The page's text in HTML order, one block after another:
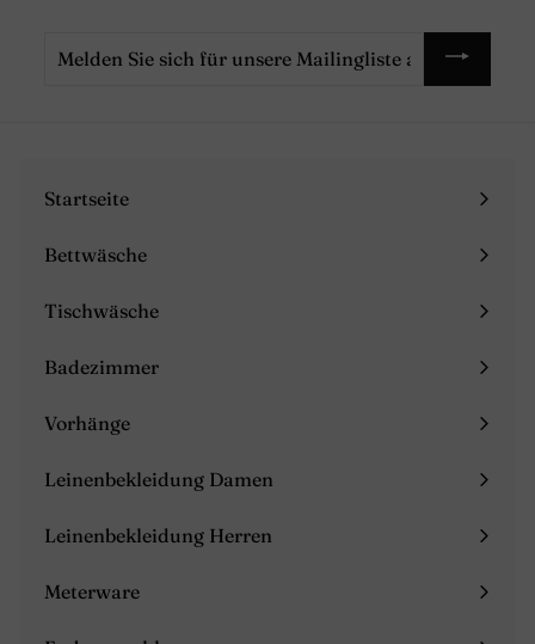
Melden
Mailingliste
Startseite
Bettwäsche
maximieren
Tischwäsche
maximieren
Badezimmer
maximieren
Vorhänge
maximieren
Leinenbekleidung Damen
maximieren
Leinenbekleidung Herren
maximieren
Meterware